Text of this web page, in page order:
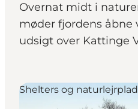
Oplevelser
Overnat midt i
møder fjordens åbne
udsigt over Kattinge
Shelters og